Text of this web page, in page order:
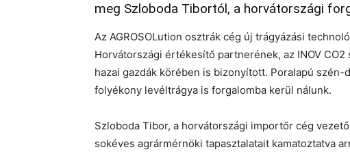
meg Szloboda Tibortól, a horvátországi
Az AGROSOLution osztrák cég új trágyázási
Horvátországi értékesítő partnerének, az INOV
hazai gazdák körében is bizonyított. Poralapú
folyékony levéltrágya is forgalomba kerül nálunk.
Szloboda Tibor, a horvátországi importőr cég
sokéves agrármérnöki tapasztalatait kamatoztatva